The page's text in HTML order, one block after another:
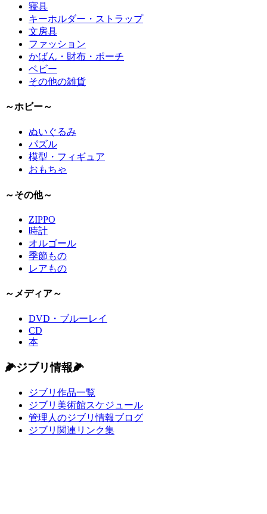
寝具
キーホルダー・ストラップ
文房具
ファッション
かばん・財布・ポーチ
ベビー
その他の雑貨
～ホビー～
ぬいぐるみ
パズル
模型・フィギュア
おもちゃ
～その他～
ZIPPO
時計
オルゴール
季節もの
レアもの
～メディア～
DVD・ブルーレイ
CD
本
🌽ジブリ情報🌽
ジブリ作品一覧
ジブリ美術館スケジュール
管理人のジブリ情報ブログ
ジブリ関連リンク集